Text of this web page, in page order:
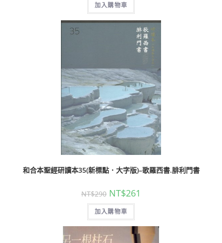
加入購物車
和合本聖經研讀本35(新標點．大字版)–歌羅西書.腓利門書
NT$290 NT$261
加入購物車